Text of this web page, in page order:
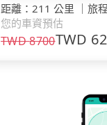
距離 ： 211 公里 ｜ 旅
您的車資預估
TWD8700TWD